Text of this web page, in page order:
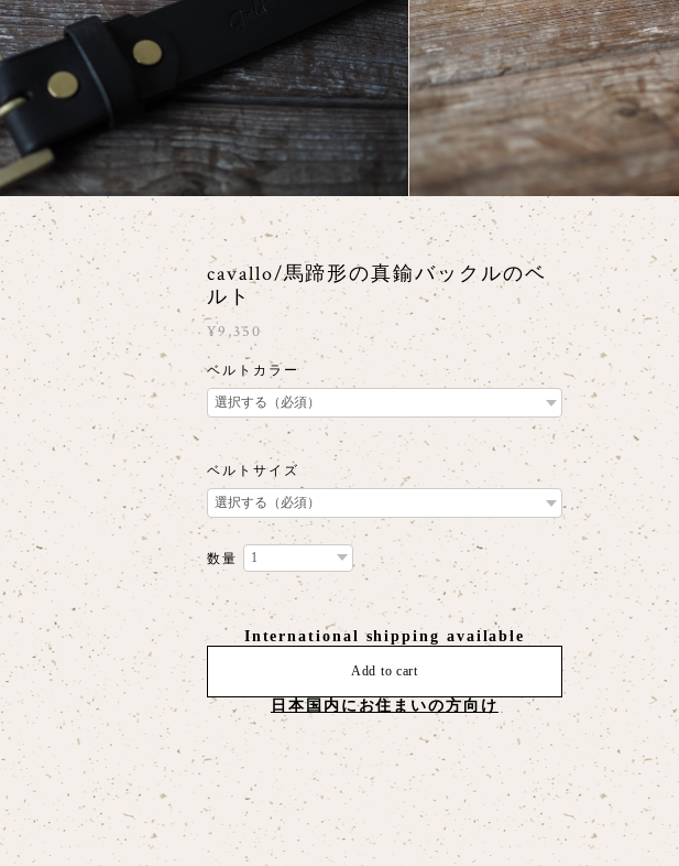
cavallo/馬蹄形の真鍮バックルのベ
ルト
¥9,350
ベルトカラー
ベルトサイズ
数量
International shipping available
Add to cart
日本国内にお住まいの方向け